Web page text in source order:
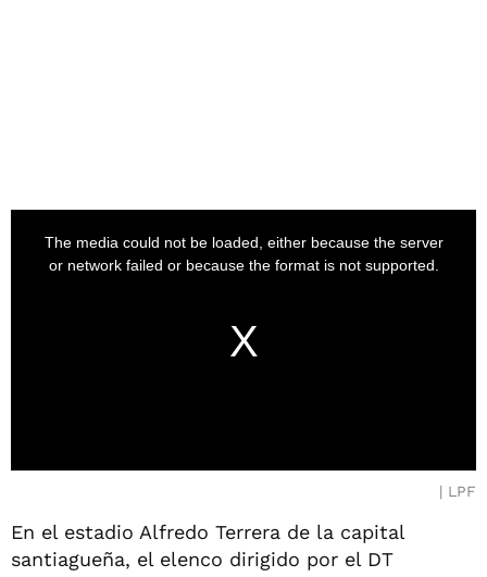
LPF
En el estadio Alfredo Terrera de la capital
santiagueña, el elenco dirigido por el DT